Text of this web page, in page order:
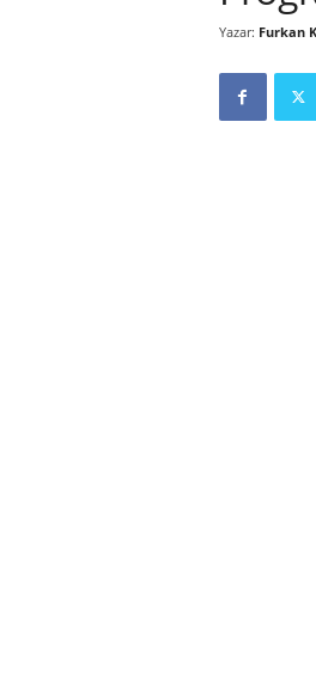
Yazar: Furkan